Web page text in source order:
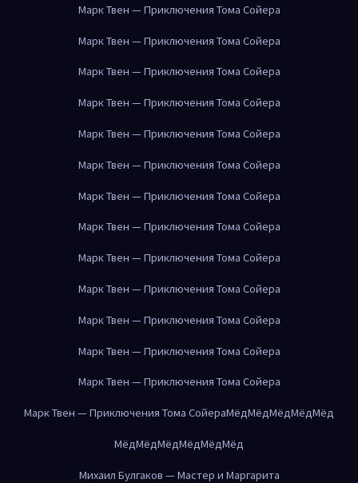
Марк Твен — Приключения Тома Сойера
Марк Твен — Приключения Тома Сойера
Марк Твен — Приключения Тома Сойера
Марк Твен — Приключения Тома Сойера
Марк Твен — Приключения Тома Сойера
Марк Твен — Приключения Тома Сойера
Марк Твен — Приключения Тома Сойера
Марк Твен — Приключения Тома Сойера
Марк Твен — Приключения Тома Сойера
Марк Твен — Приключения Тома Сойера
Марк Твен — Приключения Тома Сойера
Марк Твен — Приключения Тома Сойера
Марк Твен — Приключения Тома Сойера
Марк Твен — Приключения Тома СойераМёдМёдМёдМёдМёд
МёдМёдМёдМёдМёдМёд
Михаил Булгаков — Мастер и Маргарита